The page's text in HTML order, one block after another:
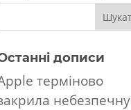
дописи
терміново
небезпечну